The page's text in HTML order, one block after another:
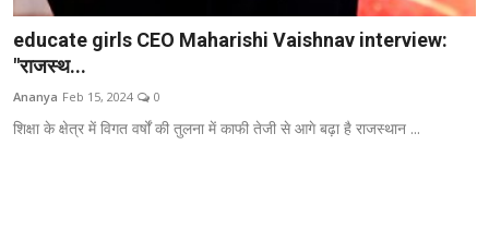
मनोरंजन
शिक्षा
educate girls CEO Maharishi Vaishnav interview:
"राजस्थ...
Ananya Feb 15, 2024 0
शिक्षा के क्षेत्र में विगत वर्षों की तुलना में काफी तेजी से आगे बढ़ा है राजस्थान ...